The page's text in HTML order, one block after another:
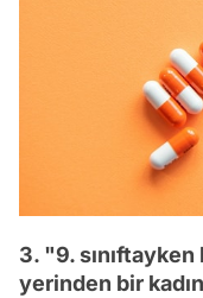
3. "9. sınıftayken
yerinden bir